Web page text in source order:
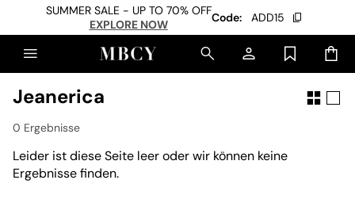
SUMMER SALE - UP TO 70% OFF
EXPLORE NOW
Code: ADD15
Jeanerica
0 Ergebnisse
Leider ist diese Seite leer oder wir können keine
Ergebnisse finden.